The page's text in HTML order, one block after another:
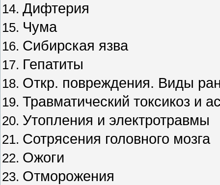
Дифтерия
Чума
Сибирская язва
Гепатиты
Откр. повреждения. Виды
Травматический токсикоз и
Утопления и электротравмы
Сотрясения головного мозга
Ожоги
Отморожения